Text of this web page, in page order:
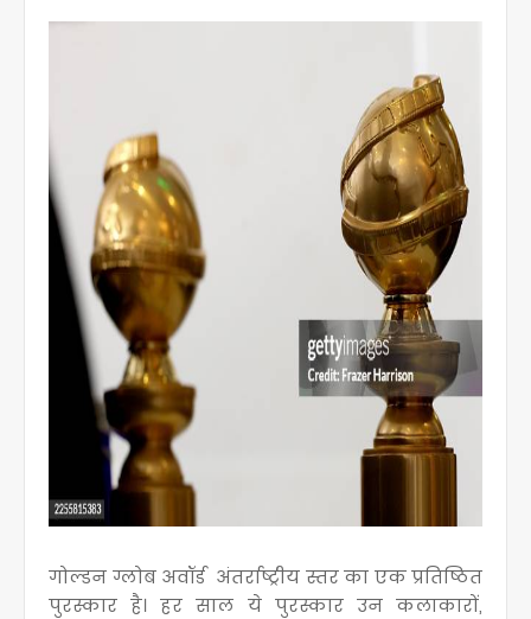
गोल्डन ग्लोब अवॉर्ड अंतर्राष्ट्रीय स्तर का एक प्रतिष्ठित
पुरस्कार है। हर साल ये पुरस्कार उन कलाकारों,